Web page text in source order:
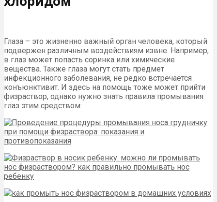
Глаза – это жизненно важный орган человека, который
подвержен различным воздействиям извне. Например,
в глаз может попасть соринка или химические
вещества. Также глаза могут стать предмет
инфекционного заболевания, не редко встречается
конъюнктивит. И здесь на помощь тоже может прийти
физраствор, однако нужно знать правила промывания
глаз этим средством: